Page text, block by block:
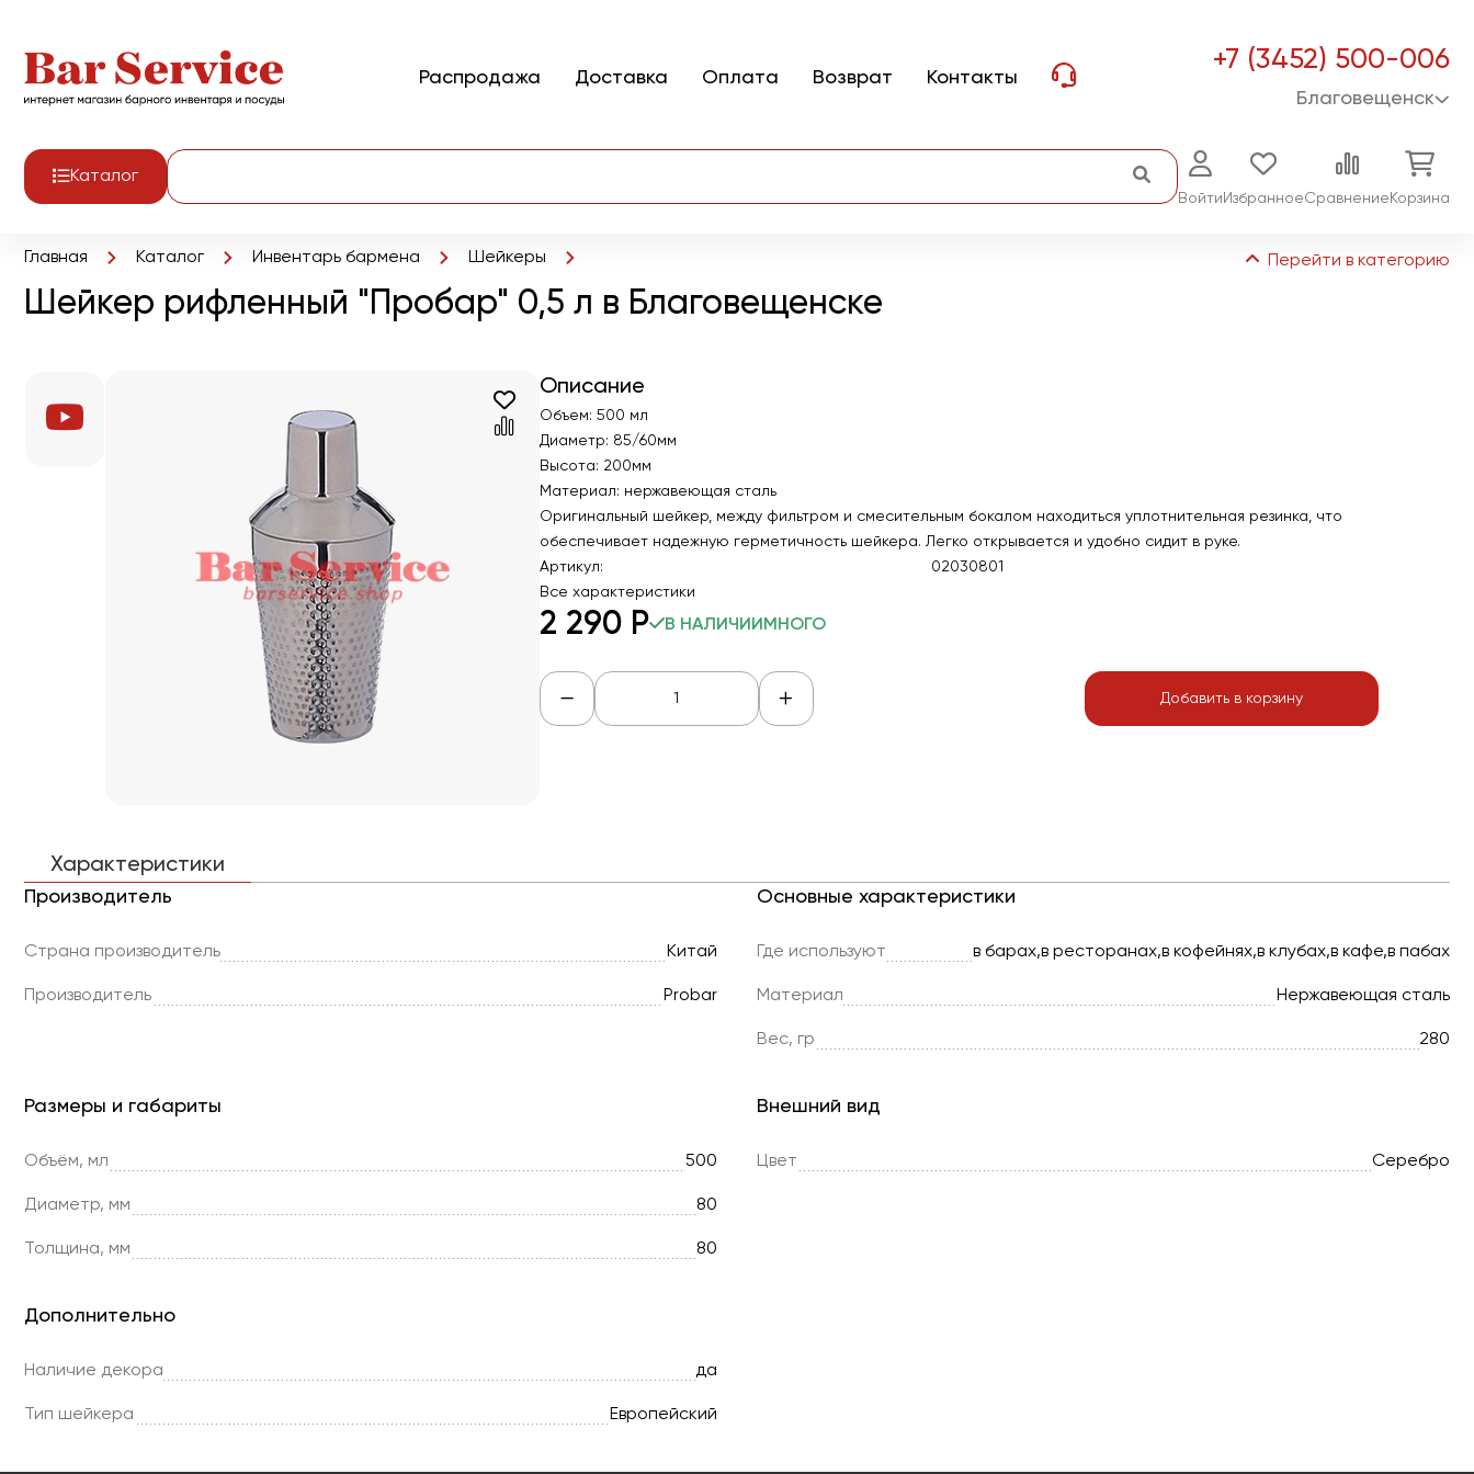
Распродажа Доставка Оплата Возврат Контакты
+7 (3452) 500-006
Благовещенск
Каталог
Войти ИзбранноеСравнение Корзина
Главная Каталог Инвентарь бармена Шейкеры
Шейкер рифленный "Пробар" 0,5 л в Благовещенске
Перейти в категорию
Описание
Объем: 500 мл
Диаметр: 85/60мм
Высота: 200мм
Материал: нержавеющая сталь
Оригинальный шейкер, между фильтром и смесительным бокалом находиться уплотнительная резинка, что
обеспечивает надежную герметичность шейкера. Легко открывается и удобно сидит в руке.
Артикул:
02030801
Все характеристики
2 290Р В НАЛИЧИИ МНОГО
Добавить в корзину
Характеристики
Производитель
Страна производитель Китай
Производитель Probar
Основные характеристики
Где используют в барах,в ресторанах,в кофейнях,в клубах,в кафе,в пабах
Материал Нержавеющая сталь
Вес, гр 280
Размеры и габариты
Объём, мл 500
Диаметр, мм 80
Толщина, мм 80
Внешний вид
Цвет Серебро
Дополнительно
Наличие декора да
Тип шейкера Европейский